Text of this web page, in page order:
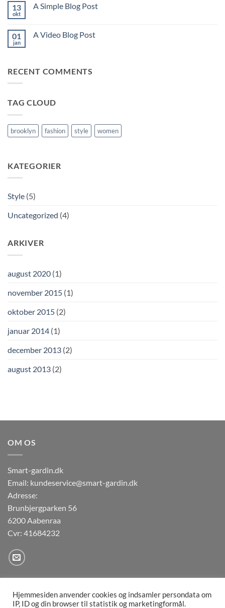
Just
A
Gallery
13
okt
A Simple Blog Post
A
01
jan
A Video Blog Post
Video
RECENT COMMENTS
TAG CLOUD
brooklyn fashion style women
KATEGORIER
Style (5)
Uncategorized (4)
ARKIVER
august 2020 (1)
november 2015 (1)
oktober 2015 (2)
januar 2014 (1)
december 2013 (2)
august 2013 (2)
OM OS
Smart-gardin.dk
Email: kundeservice@smart-gardin.dk
Adresse:
Brunbjergparken 56
6200 Aabenraa
Cvr: 41684232
Hjemmesiden anvender cookies og indsamler persondata om
IP, ID og din browser til statistik og marketingformål.